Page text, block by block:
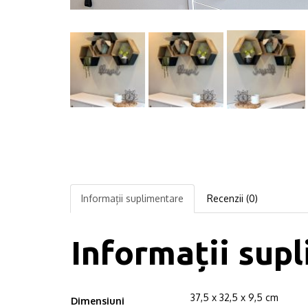
Informații suplimentare Recenzii (0)
Informații
Dimensiuni 37,5 x 32,5 x 9,5 cm